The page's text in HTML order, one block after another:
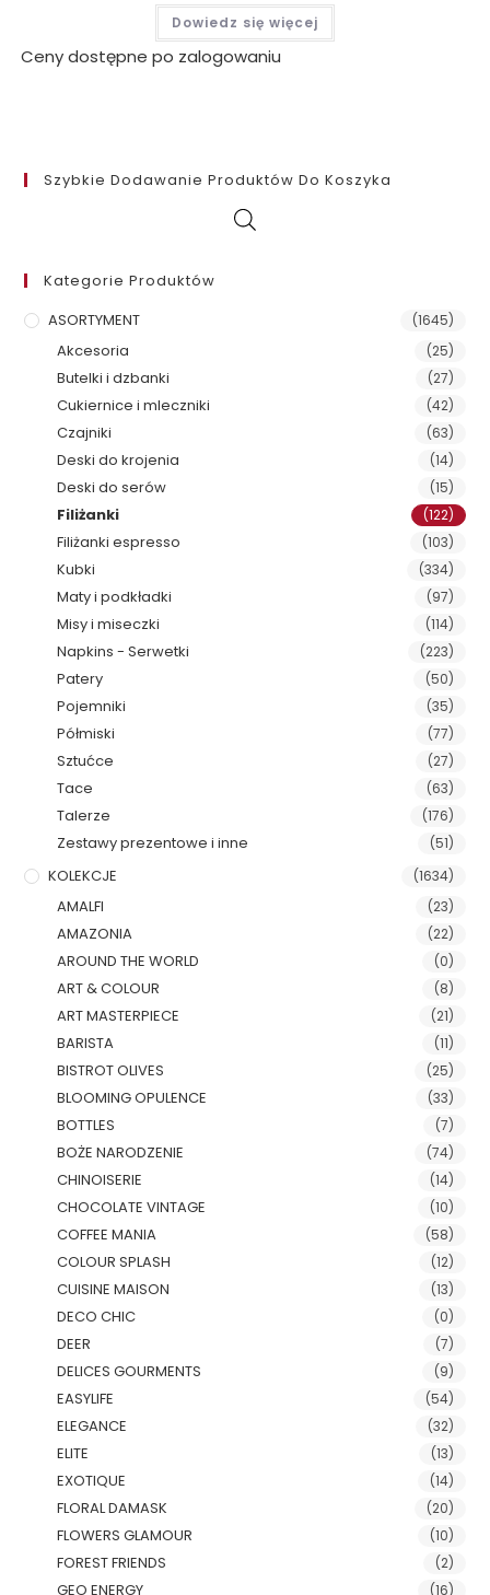
Dowiedz się więcej
Ceny dostępne po zalogowaniu
Szybkie Dodawanie Produktów Do Koszyka
Kategorie Produktów
ASORTYMENT
(1645)
Akcesoria (25)
Butelki i dzbanki (27)
Cukiernice i mleczniki (42)
Czajniki (63)
Deski do krojenia (14)
Deski do serów (15)
Filiżanki (122)
Filiżanki espresso (103)
Kubki (334)
Maty i podkładki (97)
Misy i miseczki (114)
Napkins - Serwetki (223)
Patery (50)
Pojemniki (35)
Półmiski (77)
Sztućce (27)
Tace (63)
Talerze (176)
Zestawy prezentowe i inne (51)
KOLEKCJE (1634)
AMALFI (23)
AMAZONIA (22)
AROUND THE WORLD (0)
ART & COLOUR (8)
ART MASTERPIECE (21)
BARISTA (11)
BISTROT OLIVES (25)
BLOOMING OPULENCE (33)
BOTTLES (7)
BOŻE NARODZENIE (74)
CHINOISERIE (14)
CHOCOLATE VINTAGE (10)
COFFEE MANIA (58)
COLOUR SPLASH (12)
CUISINE MAISON (13)
DECO CHIC (0)
DEER (7)
DELICES GOURMENTS (9)
EASYLIFE (54)
ELEGANCE (32)
ELITE (13)
EXOTIQUE (14)
FLORAL DAMASK (20)
FLOWERS GLAMOUR (10)
FOREST FRIENDS (2)
GEO ENERGY (16)